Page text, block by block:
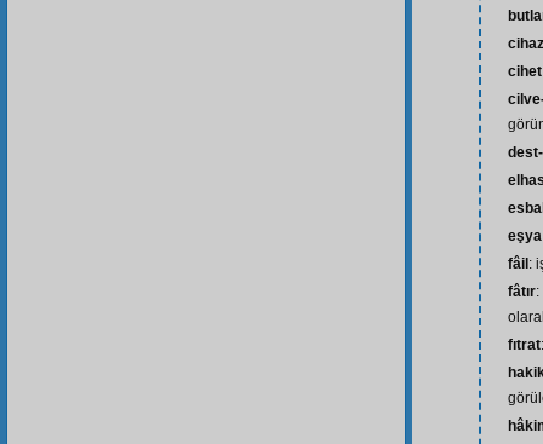
cihet
eşya
fâil :
fâtır
fıtrat